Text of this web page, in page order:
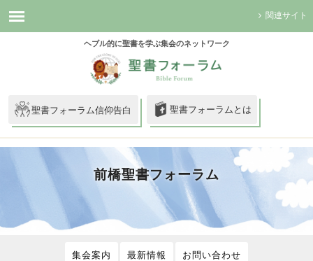
関連サイト
ヘブル的に聖書を学ぶ集会のネットワーク
聖書フォーラム信仰告白 聖書フォーラムとは
前橋聖書フォーラム
集会案内 最新情報 お問い合わせ